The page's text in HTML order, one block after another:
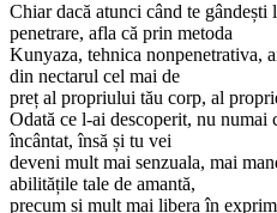
Chiar dacă atunci când te gândești
penetrare, afla că prin metoda
Kunyaza, tehnica nonpenetrativa,
din nectarul cel mai de
preț al propriului tău corp, al
Odată ce l-ai descoperit, nu numai
încântat, însă și tu vei
deveni mult mai senzuala, mai
abilitățile tale de amantă,
precum și mult mai libera în